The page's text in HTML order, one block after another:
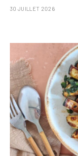
30 JUILLET 2026